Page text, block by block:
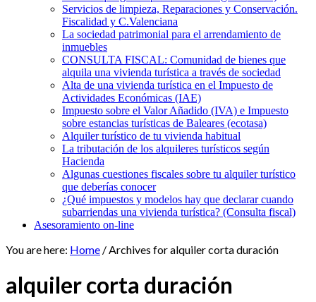
Servicios de limpieza, Reparaciones y Conservación.
Fiscalidad y C.Valenciana
La sociedad patrimonial para el arrendamiento de
inmuebles
CONSULTA FISCAL: Comunidad de bienes que
alquila una vivienda turística a través de sociedad
Alta de una vivienda turística en el Impuesto de
Actividades Económicas (IAE)
Impuesto sobre el Valor Añadido (IVA) e Impuesto
sobre estancias turísticas de Baleares (ecotasa)
Alquiler turístico de tu vivienda habitual
La tributación de los alquileres turísticos según
Hacienda
Algunas cuestiones fiscales sobre tu alquiler turístico
que deberías conocer
¿Qué impuestos y modelos hay que declarar cuando
subarriendas una vivienda turística? (Consulta fiscal)
Asesoramiento on-line
You are here: Home /Archives for alquiler corta duración
alquiler corta duración